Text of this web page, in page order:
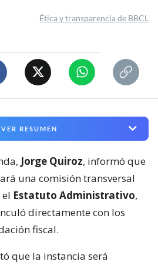
Ética y transparencia de BBCL
VER RESUMEN
Jorge Quiroz, informó que
una comisión transversal
Estatuto Administrativo,
directamente con los
fiscal.
que la instancia será